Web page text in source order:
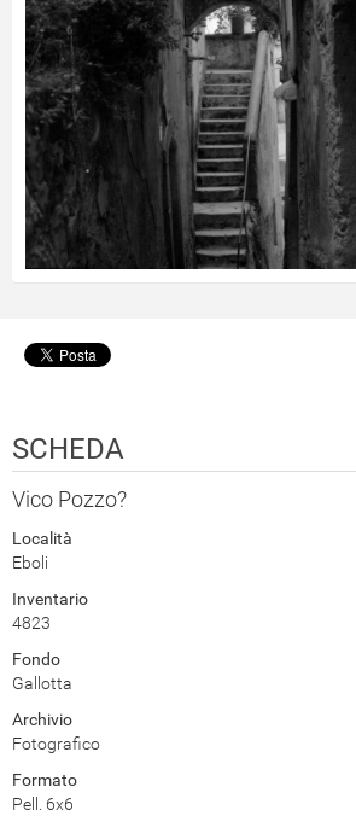
SCHEDA
Vico Pozzo?
Località
Eboli
Inventario
4823
Fondo
Gallotta
Archivio
Fotografico
Formato
Pell. 6x6